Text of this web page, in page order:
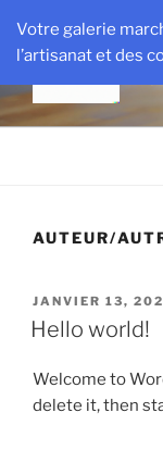
Votre galerie
l’artisanat et des
contenu
principal
AUTEUR/
PUBLIÉ
LE
JANVIER 13,
Hello world!
Welcome to
delete it, then